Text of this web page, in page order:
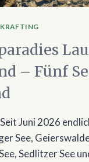
– Fünf
Seit Juni 2026
See,
Sedlitzer See